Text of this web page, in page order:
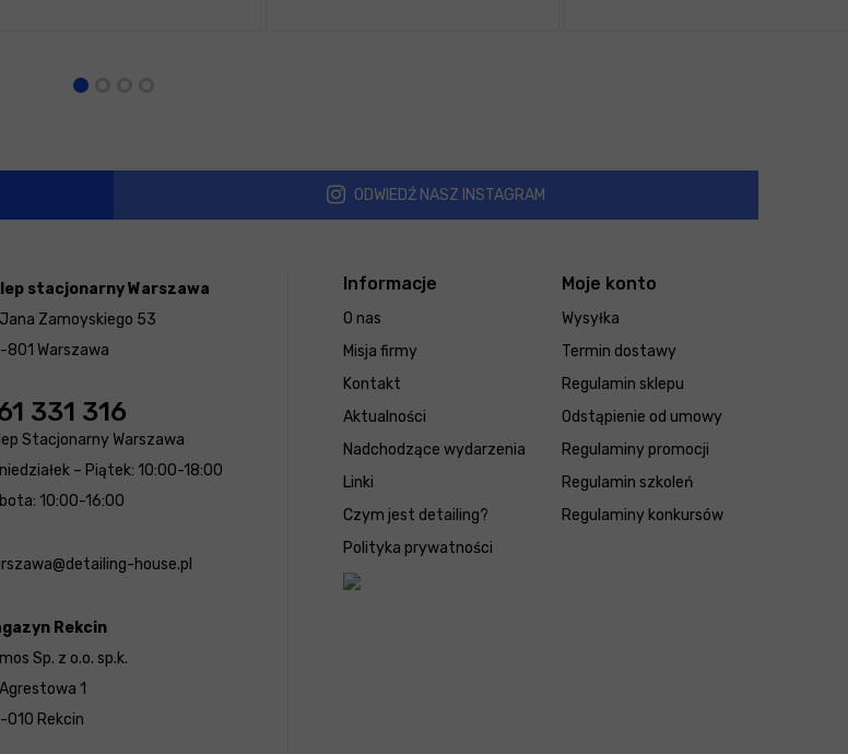
ODWIEDŹ NASZ INSTAGRAM
Informacje
O nas
Misja firmy
Kontakt
Aktualności
Nadchodzące wydarzenia
Linki
Czym jest detailing?
Polityka prywatności
Moje konto
Wysyłka
Termin dostawy
Regulamin sklepu
Odstąpienie od umowy
Regulaminy promocji
Regulamin szkoleń
Regulaminy konkursów
stacjonarny Warszawa
Zamoyskiego 53
801 Warszawa
331 316
Stacjonarny Warszawa
– Piątek: 10:00-18:00
10:00-16:00
house.pl
Rekcin
Sp. z o.o. sp.k.
1
010 Rekcin